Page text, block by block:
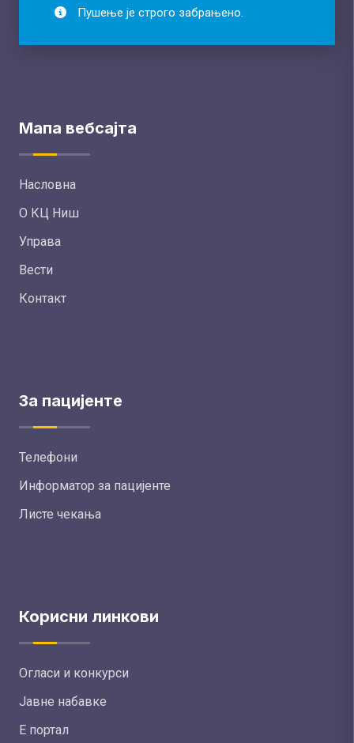
Пушење је строго забрањено.
Мапа вебсајта
Насловна
О КЦ Ниш
Управа
Вести
Контакт
За пацијенте
Телефони
Информатор за пацијенте
Листе чекања
Корисни линкови
Огласи и конкурси
Јавне набавке
Е портал